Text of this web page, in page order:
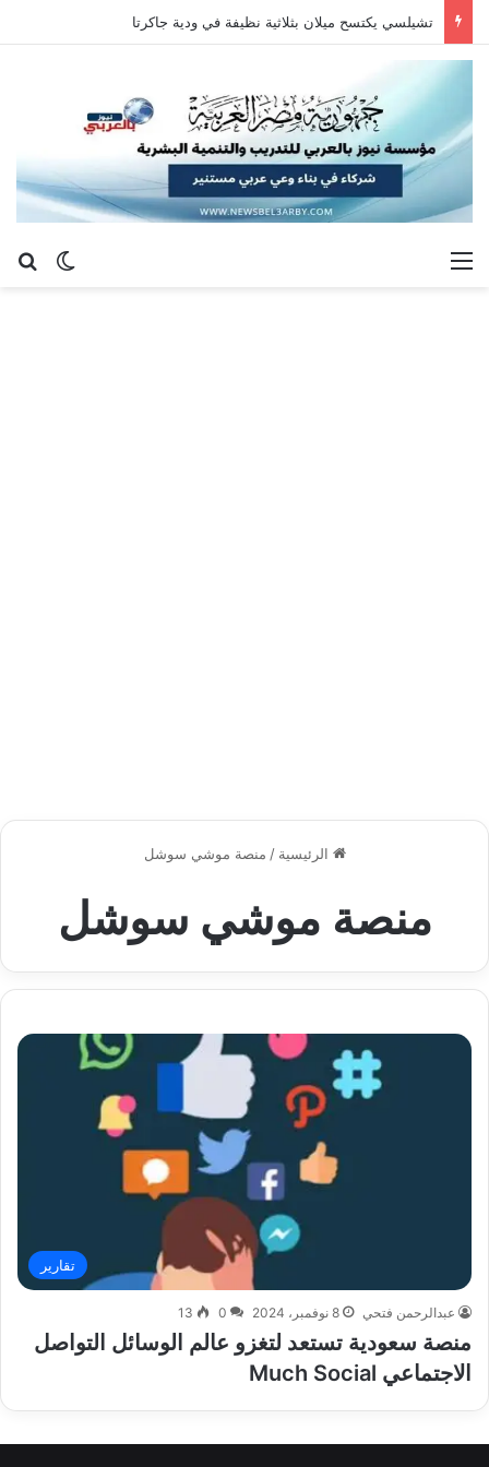
تشيلسي يكتسح ميلان بثلاثية نظيفة في ودية جاكرتا
الوضع القائمة
الرئيسية / منصة موشي سوشل
منصة موشي سوشل
تقارير
عبدالرحمن فتحي 8 نوفمبر، 2024 0
13
منصة سعودية تستعد لتغزو عالم الوسائل التواصل
الاجتماعي Much Social